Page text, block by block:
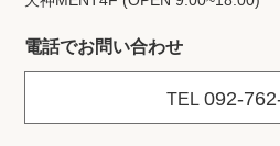
電話でお問い合わせ
TEL 092-